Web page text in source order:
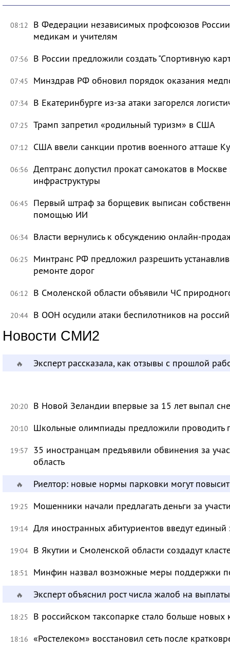
08:12
В Федерации независимых профсоюзов
медикам и учителям
07:56 В России предложили создать "Спортивную
07:45 Минздрав РФ обновил порядок оказания
07:34 В Екатеринбурге из-за атаки загорелся
07:25 Трамп запретил «родильный туризм» в США
07:12 США ввели санкции против военного атташе
06:56 Дептранс допустил прокат самокатов в
инфраструктуры
06:45
Первый штраф за борщевик выписан
помощью ИИ
06:34 Власти вернулись к обсуждению онлайн-
06:25
Минтранс РФ предложил разрешить
ремонте дорог
06:12 В Смоленской области объявили ЧС
20:44 В ООН осудили атаки беспилотников на
Новости СМИ2
🔥 Эксперт рассказала, как отзывы с прошлой
20:20 В Новой Зеландии впервые за 15 лет выпал
20:10 Школьные олимпиады предложили проводить
19:57
35 иностранцам предъявили обвинения за
область
🔥 Риелтор: новые нормы парковки могут
19:25 Мошенники начали предлагать деньги за
19:14 Для иностранных абитуриентов введут
19:04 В Якутии и Смоленской области создадут
18:51 Минфин назвал возможные меры поддержки
🔥 Эксперт объяснил рост числа жалоб на
18:25 В российском таксопарке стало больше новых
18:16 «Ростелеком» восстановил сеть после